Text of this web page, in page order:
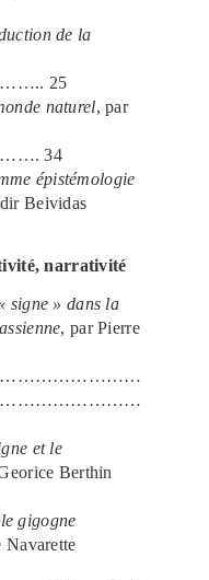
de la
25
naturel, par
34
épistémologie
Beividas
narrativité
signe » dans la
, par Pierre
et le
Berthin
gigogne
Navarette